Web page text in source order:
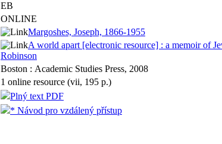
EB
ONLINE
Margoshes, Joseph, 1866-1955
A world apart [electronic resource] : a memoir of
Robinson
Boston : Academic Studies Press, 2008
1 online resource (vii, 195 p.)
Plný text PDF
* Návod pro vzdálený přístup